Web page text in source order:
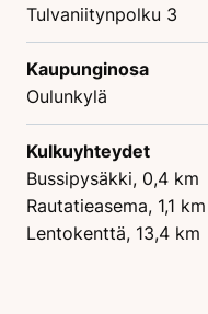
Tulvaniitynpolku 3
Kaupunginosa
Oulunkylä
Kulkuyhteydet
Bussipysäkki, 0,4 km
Rautatieasema, 1,1 km
Lentokenttä, 13,4 km